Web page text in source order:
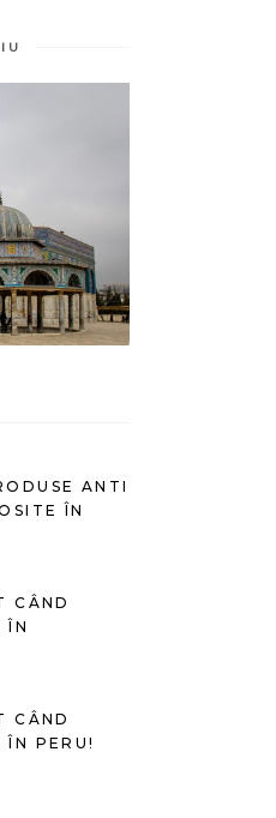
ANTI
ÎN
CÂND
ÎN
CÂND
ÎN PERU!